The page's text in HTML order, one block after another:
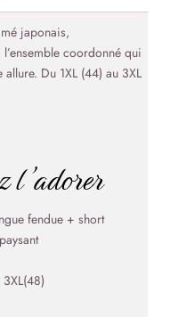
japonais,
coordonné qui
Du 1XL (44) au 3XL
l’adorer
fendue + short